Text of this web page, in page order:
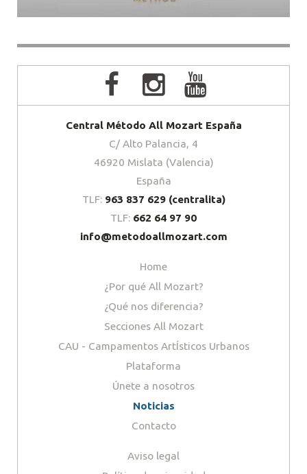
Central Método All Mozart España
C/ Alto Palancia, 4
46920 Mislata (Valencia)
España
TLF: 963 837 629 (centralita)
TLF: 662 64 97 90
info@metodoallmozart.com
Home
¿Por qué All Mozart?
¿Qué nos diferencia?
Secciones All Mozart
CAU - Campamentos ArtÍsticos Urbanos
Plataforma
Únete a nosotros
Noticias
Contacto
Aviso legal